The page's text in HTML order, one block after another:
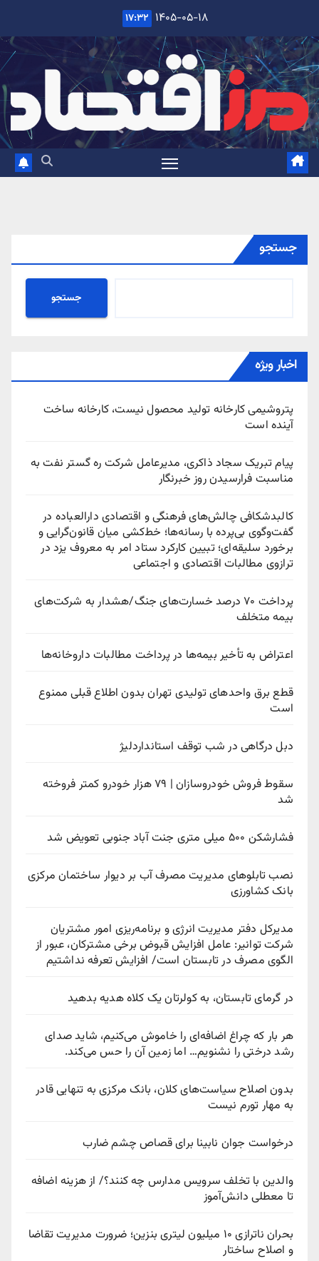
content
۱۴۰۵-۰۵-۱۸ ۱۷:۳۲
جستجو
جستجو
اخبار ویژه
پتروشیمی کارخانه تولید محصول نیست، کارخانه ساخت
آینده است
پیام تبریک سجاد ذاکری، مدیرعامل شرکت ره‌ گستر نفت به
مناسبت فرارسیدن روز خبرنگار
کالبدشکافی چالش‌های فرهنگی و اقتصادی دارالعباده در
گفت‌وگوی بی‌پرده با رسانه‌ها؛ خط‌کشی میان قانون‌گرایی و
برخورد سلیقه‌ای؛ تبیین کارکرد ستاد امر به معروف یزد در
ترازوی مطالبات اقتصادی و اجتماعی
پرداخت ۷۰ درصد خسارت‌های جنگ/هشدار به شرکت‌های
بیمه متخلف
اعتراض به تأخیر بیمه‌ها در پرداخت مطالبات داروخانه‌ها
قطع برق واحدهای تولیدی تهران بدون اطلاع قبلی ممنوع
است
دبل درگاهی در شب توقف استانداردلیژ
سقوط فروش خودروسازان | ۷۹ هزار خودرو کمتر فروخته
شد
فشارشکن ۵۰۰ میلی متری جنت آباد جنوبی تعویض شد
نصب تابلوهای مدیریت مصرف آب بر دیوار ساختمان مرکزی
بانک کشاورزی
مدیرکل دفتر مدیریت انرژی و برنامه‌ریزی امور مشتریان
شرکت توانیر: عامل افزایش قبوض برخی مشترکان، عبور از
الگوی مصرف در تابستان است/ افزایش تعرفه نداشتیم
در گرمای تابستان، به کولرتان یک کلاه هدیه بدهید
هر بار که چراغ اضافه‌ای را خاموش می‌کنیم، شاید صدای
رشد درختی را نشنویم… اما زمین آن را حس می‌کند.
بدون اصلاح سیاست‌های کلان، بانک مرکزی به تنهایی قادر
به مهار تورم نیست
درخواست جوان نابینا برای قصاص چشم ضارب
والدین با تخلف سرویس مدارس چه کنند؟/ از هزینه اضافه
تا معطلی دانش‌آموز
بحران ناترازی ۱۰ میلیون لیتری بنزین؛ ضرورت مدیریت تقاضا
و اصلاح ساختار